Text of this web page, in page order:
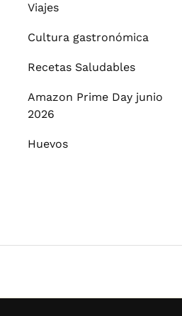
Viajes
Cultura gastronómica
Recetas Saludables
Amazon Prime Day junio
2026
Huevos